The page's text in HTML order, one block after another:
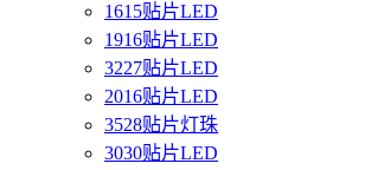
1615贴片LED
1916贴片LED
3227贴片LED
2016贴片LED
3528贴片灯珠
3030贴片LED